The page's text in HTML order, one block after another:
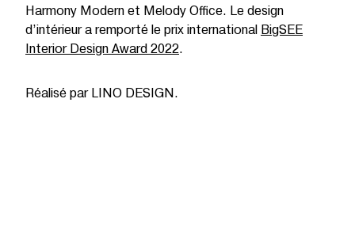
Harmony Modern et Melody Office. Le design
d’intérieur a remporté le prix international BigSEE
Interior Design Award 2022.
Réalisé par LINO DESIGN.